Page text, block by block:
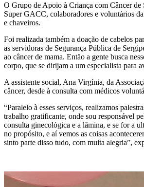
O Grupo de Apoio à Criança com Câncer
Super GACC, colaboradores e voluntários
e chaveiros.
Foi realizada também a doação de cabelos
as servidoras de Segurança Pública de
ao câncer de mama. Então a gente busca
corpo, que se dirijam a um especialista para
A assistente social, Ana Virgínia, da
câncer, desde à consulta com médicos
“Paralelo à esses serviços, realizamos
trabalho gratificante, onde sou responsável
consulta ginecológica e a lâmina, e se for a
no propósito, e aí vemos as coisas
sinto parte disso tudo, com muita alegria”,